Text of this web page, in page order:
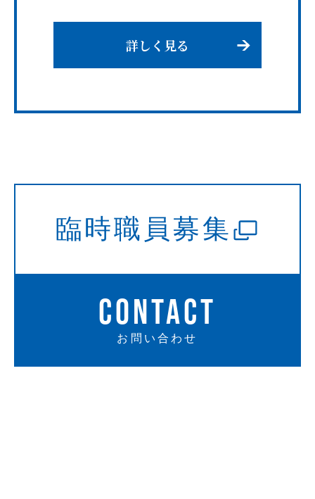
詳しく見る
臨時職員募集
CONTACT
お問い合わせ